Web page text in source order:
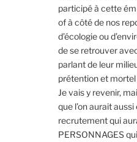
participé à cette
of à côté de nos
d’écologie ou
de se retrouver
parlant de leur
prétention et mortel
Je vais y revenir,
que l’on aurait
recrutement qui
PERSONNAGES